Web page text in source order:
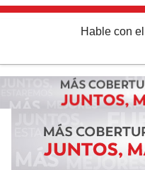
Hable con el